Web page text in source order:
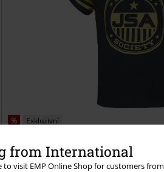
from International
to visit EMP Online Shop for customers from
% Exkluzivní
Kč 359,00
JSA Justice Society Black Adam Tričko